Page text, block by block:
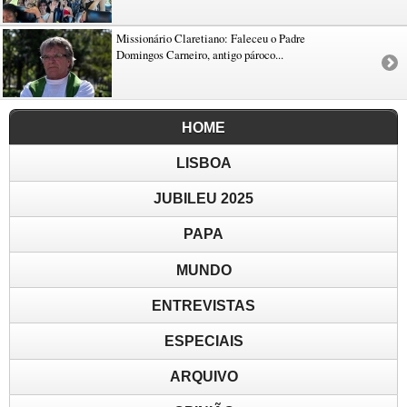
Missionário Claretiano: Faleceu o Padre
Domingos Carneiro, antigo pároco...
HOME
LISBOA
JUBILEU 2025
PAPA
MUNDO
ENTREVISTAS
ESPECIAIS
ARQUIVO